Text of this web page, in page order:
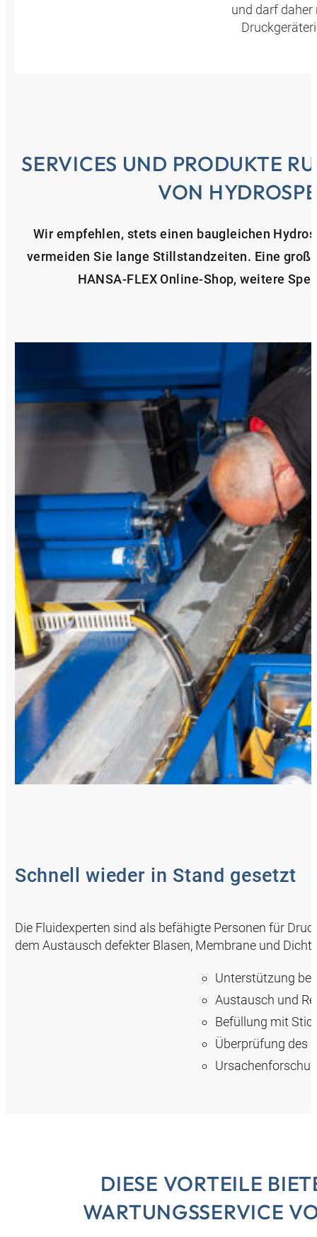
und darf daher
SERVICES UND PRODUKTE
VON
Wir empfehlen, stets einen baugleichen
vermeiden Sie lange Stillstandzeiten. Eine
HANSA‑FLEX Online-Shop, weitere
Schnell wieder in Stand gesetzt
Die Fluidexperten sind als befähigte Personen für
dem Austausch defekter Blasen, Membrane und
Unterstützung
Austausch und
Befüllung mit
Überprüfung des
DIESE VORTEILE
WARTUNGSSERVICE